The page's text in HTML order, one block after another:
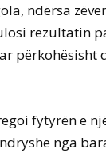
ndërsa
rezultatin
përkohësisht
fytyrën e
nga